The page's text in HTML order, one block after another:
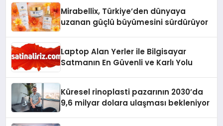
Mirabellix, Türkiye’den dünyaya
uzanan güçlü büyümesini sürdürüyor
Laptop Alan Yerler ile Bilgisayar
Satmanın En Güvenli ve Karlı Yolu
Küresel rinoplasti pazarının 2030’da
9,6 milyar dolara ulaşması bekleniyor